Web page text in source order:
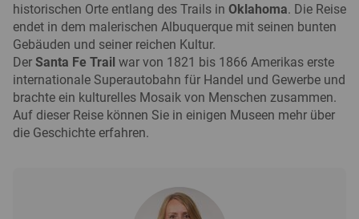
historischen Orte entlang des Trails in Oklahoma. Die Reise
endet in dem malerischen Albuquerque mit seinen bunten
Gebäuden und seiner reichen Kultur.
Der Santa Fe Trail war von 1821 bis 1866 Amerikas erste
internationale Superautobahn für Handel und Gewerbe und
brachte ein kulturelles Mosaik von Menschen zusammen.
Auf dieser Reise können Sie in einigen Museen mehr über
die Geschichte erfahren.